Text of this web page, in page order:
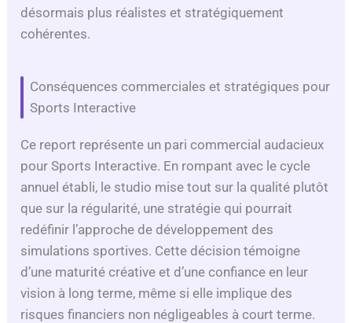
désormais plus réalistes et stratégiquement
cohérentes.
Conséquences commerciales et stratégiques pour
Sports Interactive
Ce report représente un pari commercial audacieux
pour Sports Interactive. En rompant avec le cycle
annuel établi, le studio mise tout sur la qualité plutôt
que sur la régularité, une stratégie qui pourrait
redéfinir l’approche de développement des
simulations sportives. Cette décision témoigne
d’une maturité créative et d’une confiance en leur
vision à long terme, même si elle implique des
risques financiers non négligeables à court terme.